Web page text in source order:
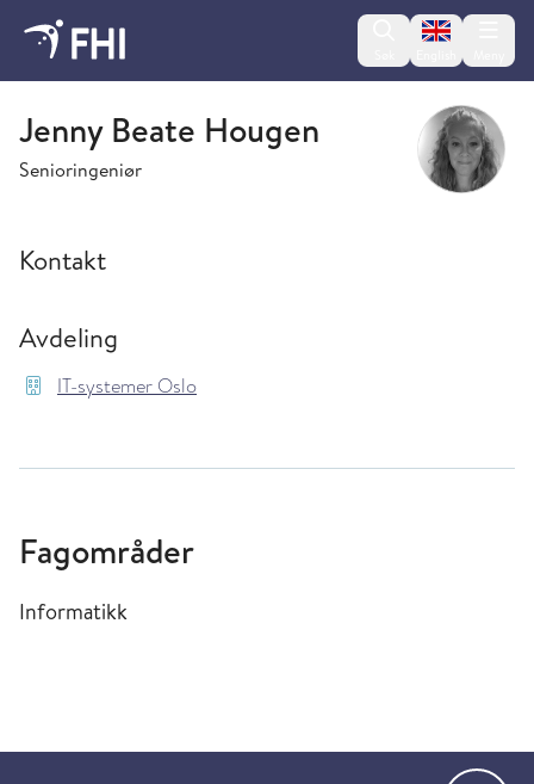
Change
IT-systemer Oslo
Jenny Beate Hougen
Senioringeniør
Kontakt
Avdeling
IT-systemer Oslo
Fagområder
Informatikk